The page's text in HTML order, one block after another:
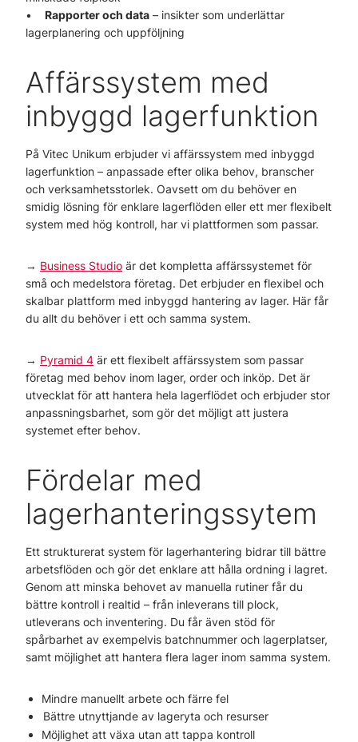
• Rapporter och data – insikter som underlättar
lagerplanering och uppföljning
Affärssystem med
inbyggd lagerfunktion
På Vitec Unikum erbjuder vi affärssystem med inbyggd
lagerfunktion – anpassade efter olika behov, branscher
och verksamhetsstorlek. Oavsett om du behöver en
smidig lösning för enklare lagerflöden eller ett mer flexibelt
system med hög kontroll, har vi plattformen som passar.
→ Business Studio är det kompletta affärssystemet för
små och medelstora företag. Det erbjuder en flexibel och
skalbar plattform med inbyggd hantering av lager. Här får
du allt du behöver i ett och samma system.
→ Pyramid 4 är ett flexibelt affärssystem som passar
företag med behov inom lager, order och inköp. Det är
utvecklat för att hantera hela lagerflödet och erbjuder stor
anpassningsbarhet, som gör det möjligt att justera
systemet efter behov.
Fördelar med
lagerhanteringssytem
Ett strukturerat system för lagerhantering bidrar till bättre
arbetsflöden och gör det enklare att hålla ordning i lagret.
Genom att minska behovet av manuella rutiner får du
bättre kontroll i realtid – från inleverans till plock,
utleverans och inventering. Du får även stöd för
spårbarhet av exempelvis batchnummer och lagerplatser,
samt möjlighet att hantera flera lager inom samma system.
Mindre manuellt arbete och färre fel
Bättre utnyttjande av lageryta och resurser
Möjlighet att växa utan att tappa kontroll